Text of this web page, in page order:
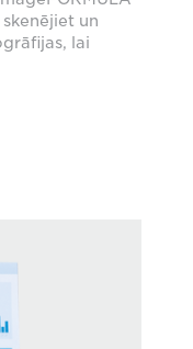
un
lai